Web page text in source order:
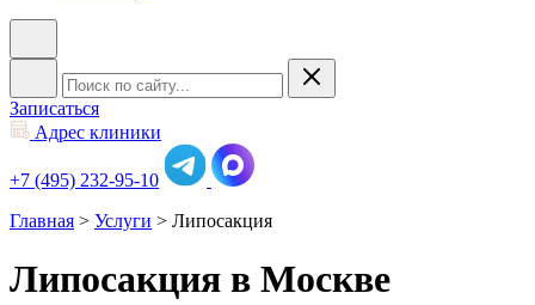
Записаться
Адрес клиники
+7 (495) 232-95-10
Главная > Услуги > Липосакция
Липосакция в Москве